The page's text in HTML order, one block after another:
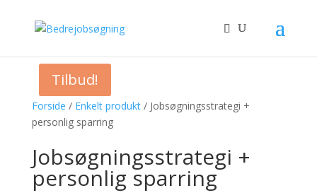
Forside / Enkelt produkt/ Jobsøgningsstrategi +
personlig sparring
Jobsøgningsstrategi +
personlig sparring
Tilbud!